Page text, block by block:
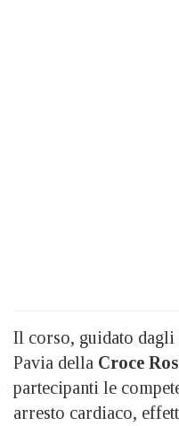
Il corso, guidato
Pavia della Croce
partecipanti le
arresto cardiaco,